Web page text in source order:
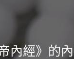
內經》的